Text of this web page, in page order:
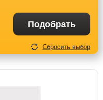
Подобрать
Сбросить выбор